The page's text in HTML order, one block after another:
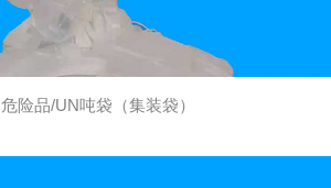
危险品/UN吨袋（集装袋）